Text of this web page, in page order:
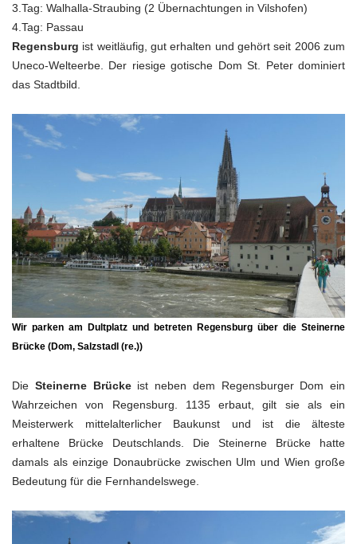
3.Tag: Walhalla-Straubing (2 Übernachtungen in Vilshofen)
4.Tag: Passau
Regensburg ist weitläufig, gut erhalten und gehört seit 2006 zum
Uneco-Welteerbe. Der riesige gotische Dom St. Peter dominiert
das Stadtbild.
Wir parken am Dultplatz und betreten Regensburg über die Steinerne
Brücke (Dom, Salzstadl (re.))
Die Steinerne Brückeist neben dem Regensburger Dom ein
Wahrzeichen von Regensburg. 1135 erbaut, gilt sie als ein
Meisterwerk mittelalterlicher Baukunst und ist die älteste
erhaltene Brücke Deutschlands. Die Steinerne Brücke hatte
damals als einzige Donaubrücke zwischen Ulm und Wien große
Bedeutung für die Fernhandelswege.